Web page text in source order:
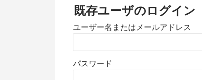
既存ユーザのログイン
ユーザー名またはメールアドレス
パスワード